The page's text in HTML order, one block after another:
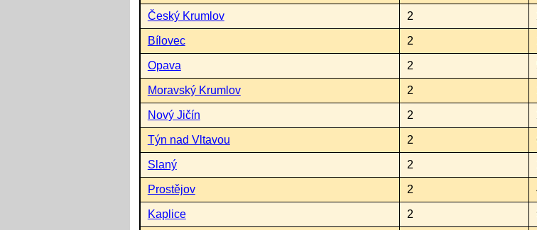
Český Krumlov 2
Bílovec 2
Opava 2
Moravský Krumlov 2
Nový Jičín 2
Týn nad Vltavou 2
Slaný 2
Prostějov 2
Kaplice 2